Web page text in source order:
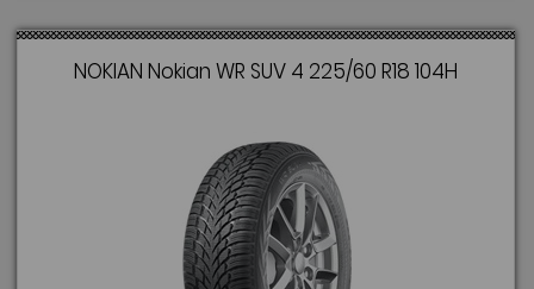
NOKIAN Nokian WR SUV 4 225/60 R18 104H